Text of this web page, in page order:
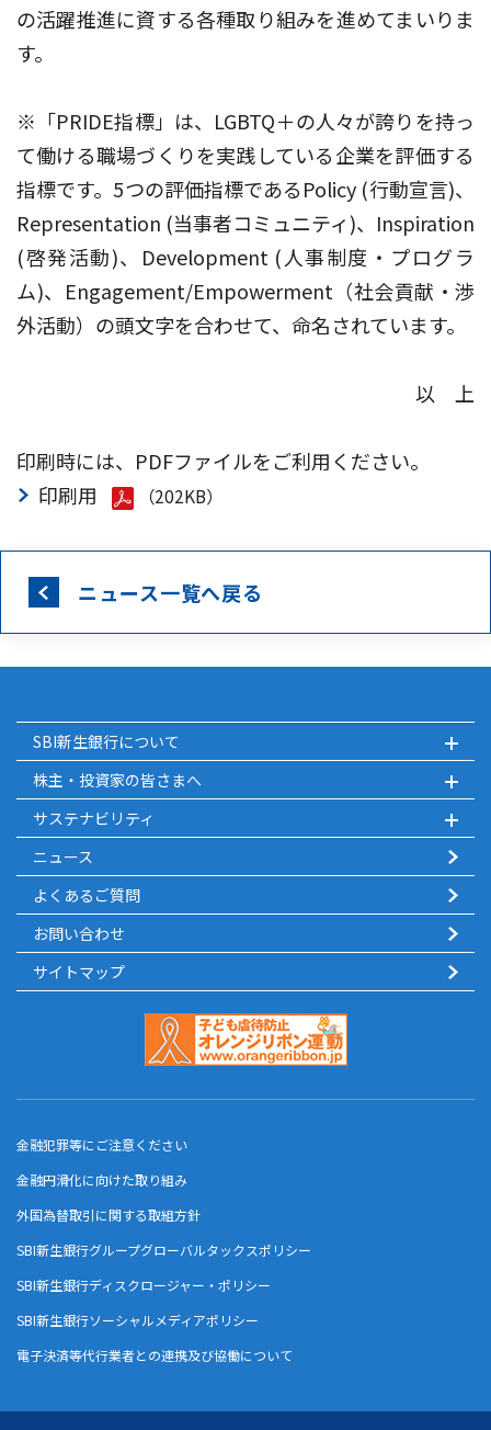
の活躍推進に資する各種取り組みを進めてまいりま
す。
※「PRIDE指標」は、LGBTQ＋の人々が誇りを持っ
て働ける職場づくりを実践している企業を評価する
指標です。5つの評価指標であるPolicy (行動宣言)、
Representation (当事者コミュニティ)、Inspiration
(啓発活動)、Development (人事制度・プログラ
ム)、Engagement/Empowerment（社会貢献・渉
外活動）の頭文字を合わせて、命名されています。
以 上
印刷時には、PDFファイルをご利用ください。
印刷用
（202KB）
ニュース一覧へ戻る
SBI新生銀行について
株主・投資家の皆さまへ
サステナビリティ
ニュース
よくあるご質問
お問い合わせ
サイトマップ
金融犯罪等にご注意ください
金融円滑化に向けた取り組み
外国為替取引に関する取組方針
SBI新生銀行グループグローバルタックスポリシー
SBI新生銀行ディスクロージャー・ポリシー
SBI新生銀行ソーシャルメディアポリシー
電子決済等代行業者との連携及び協働について